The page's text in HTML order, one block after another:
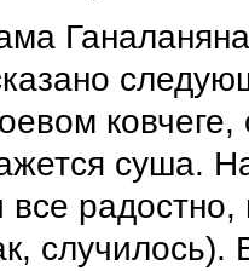
суша.
радостно,
случилось).